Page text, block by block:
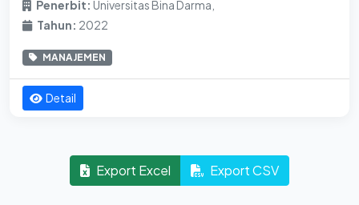
Penerbit: Universitas Bina Darma,
Tahun: 2022
MANAJEMEN
Detail
Export Excel Export CSV